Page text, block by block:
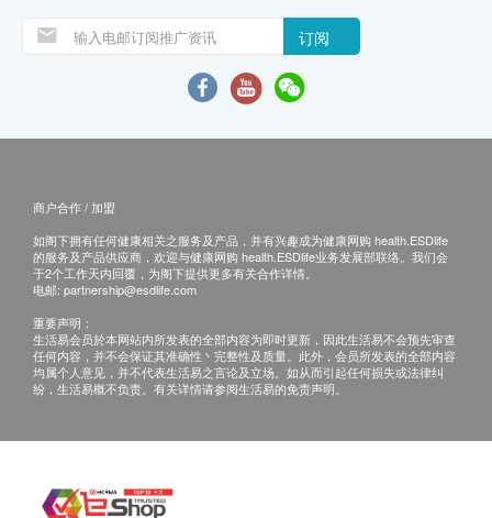
订阅
商户合作 / 加盟
如阁下拥有任何健康相关之服务及产品，并有兴趣成为健康网购 health.ESDlife
的服务及产品供应商，欢迎与健康网购 health.ESDlife业务发展部联络。我们会
于2个工作天内回覆，为阁下提供更多有关合作详情。
电邮: partnership@esdlife.com
重要声明：
生活易会员於本网站内所发表的全部内容为即时更新，因此生活易不会预先审查
任何内容，并不会保证其准确性丶完整性及质量。此外，会员所发表的全部内容
均属个人意见，并不代表生活易之言论及立场。如从而引起任何损失或法律纠
纷，生活易概不负责。有关详情请参阅生活易的免责声明。